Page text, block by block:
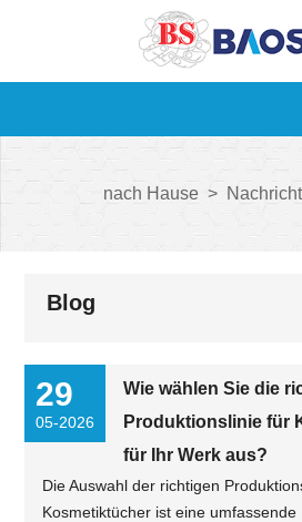
nach Hause >
Blog
29
05-2026
Wie wählen Sie die
Produktionslinie für
für Ihr Werk aus?
Die Auswahl der richtigen
Kosmetiktücher ist eine